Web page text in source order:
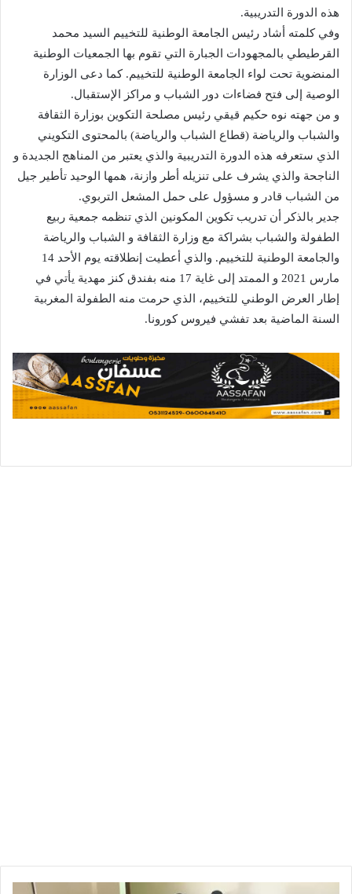
هذه الدورة التدريبية.
وفي كلمته أشاد رئيس الجامعة الوطنية للتخييم السيد محمد
القرطيطي بالمجهودات الجبارة التي تقوم بها الجمعيات الوطنية
المنضوية تحت لواء الجامعة الوطنية للتخييم. كما دعى الوزارة
الوصية إلى فتح فضاءات دور الشباب و مراكز الإستقبال.
و من جهته نوه حكيم قيقي رئيس مصلحة التكوين بوزارة الثقافة
والشباب والرياضة (قطاع الشباب والرياضة) بالمحتوى التكويني
الذي ستعرفه هذه الدورة التدريبية والذي يعتبر من المناهج الجديدة و
الناجحة والذي يشرف على تنزيله أطر وازنة، همها الوحيد تأطير جيل
من الشباب قادر و مسؤول على حمل المشعل التربوي.
جدير بالذكر أن تدريب تكوين المكونين الذي تنظمه جمعية ربيع
الطفولة والشباب بشراكة مع وزارة الثقافة و الشباب والرياضة
والجامعة الوطنية للتخييم. والذي أعطيت إنطلاقته يوم الأحد 14
مارس 2021 و الممتد إلى غاية 17 منه بفندق كنز مهدية يأتي في
إطار العرض الوطني للتخييم، الذي حرمت منه الطفولة المغربية
السنة الماضية بعد تفشي فيروس كورونا.